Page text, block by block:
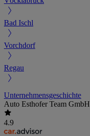
Bad Ischl
Vorchdorf
Regau
Unternehmensgeschichte
Auto Esthofer Team GmbH
4.9